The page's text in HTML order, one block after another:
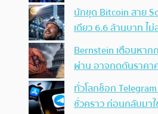
นักขุด Bitcoin สาย
เดียว 6.6 ล้านบาท ไ
Bernstein เตือนหาก
ผ่าน อาจกดดันราคา
ทั่วโลกช็อก
ชั่วคราว ก่อนกลับมา